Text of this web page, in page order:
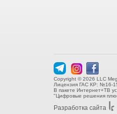
Copyright © 2026 LLC
Лицензия ГАС КР: №16-
В пакете Интернет+ТВ
"Цифровые решения
Разработка сайта